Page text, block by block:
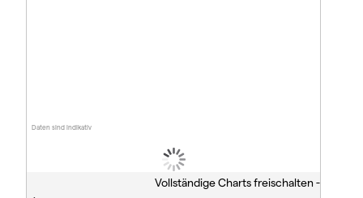
Daten sind indikativ
Vollständige Charts freischalten -